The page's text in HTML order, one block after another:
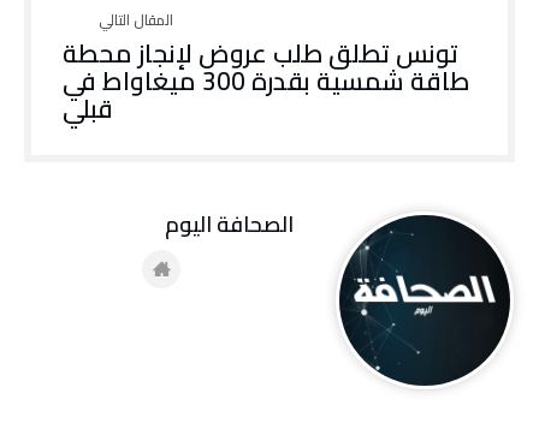
تونس تطلق طلب عروض لإنجاز محطة
طاقة شمسية بقدرة 300 ميغاواط في
قبلي